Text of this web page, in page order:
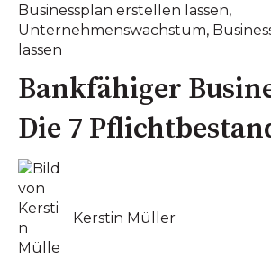
Businessplan erstellen lassen,
Unternehmenswachstum,
lassen
Bankfähiger
Die 7
Kerstin Müller